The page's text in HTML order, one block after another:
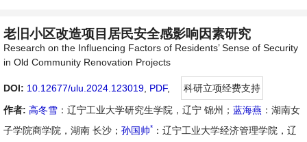
老旧小区改造项目居民安全感影响因素研究
Research on the Influencing Factors of Residents’ Sense of Security
in Old Community Renovation Projects
DOI: 10.12677/ulu.2024.123019 PDF,
科研立项经费支持
作者: 高冬雪 ：辽宁工业大学研究生学院，辽宁 锦州； 蓝海燕 ：湖南女
子学院商学院，湖南 长沙； 孙国帅* ：辽宁工业大学经济管理学院，辽